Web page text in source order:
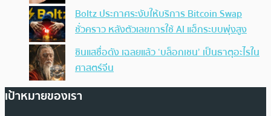
Boltz ประกาศระงับให้บริการ Bitcoin Swap
ชั่วคราว หลังตัวเลขการใช้ AI แฮ็กระบบพุ่งสูง
ซินแสชื่อดัง เฉลยแล้ว ‘บล็อกเชน’ เป็นธาตุอะไรใน
ศาสตร์จีน
เป้าหมายของเรา